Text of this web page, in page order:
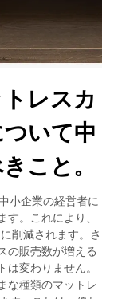
レスカ
いて中
こと。
小企業の経営者に
す。これにより、
削減されます。さ
の販売数が増える
は変わりません。
な種類のマットレ